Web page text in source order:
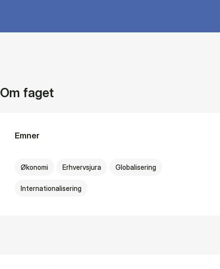
Om faget
Emner
Økonomi Erhvervsjura Globalisering
Internationalisering